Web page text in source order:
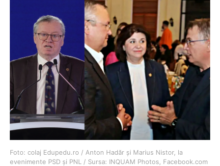
Foto: colaj Edupedu.ro / Anton Hadăr și Marius Nistor, la
evenimente PSD și PNL / Sursa: INQUAM Photos, Facebook.com